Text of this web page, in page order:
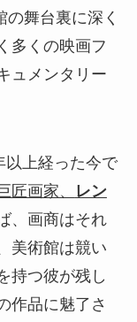
舞台裏に深く
多くの映画フ
ュメンタリー
以上経った今で
匠画家、
レン
、画商はそれ
美術館は競い
持つ彼が残し
作品に魅了さ